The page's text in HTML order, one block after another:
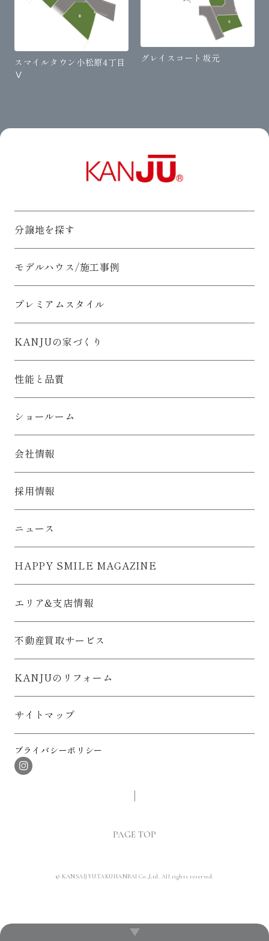
スマイルタウン小松原4丁目
Ⅴ
グレイスコート坂元
分譲地を探す
モデルハウス/施工事例
プレミアムスタイル
KANJUの家づくり
性能と品質
ショールーム
会社情報
採用情報
ニュース
HAPPY SMILE MAGAZINE
エリア&支店情報
不動産買取サービス
KANJUのリフォーム
サイトマップ
プライバシーポリシー
PAGE TOP
© KANSAIJYUTAKUHANBAI Co.,Ltd. All rights reserved.